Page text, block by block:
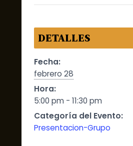
DETALLES
Fecha:
febrero 28
Hora:
5:00 pm - 11:30 pm
Categoría del Evento:
Presentacion-Grupo